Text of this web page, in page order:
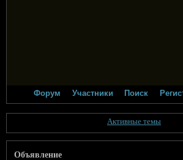
Форум Участники Поиск
Активные темы
Объявление